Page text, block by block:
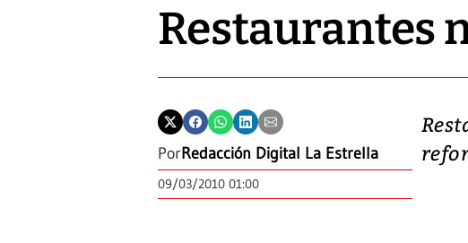
Restaurantes
PorRedacción Digital La Estrella
09/03/2010 01:00